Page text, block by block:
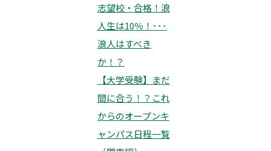
志望校・合格！浪
人生は10％！･･･
浪人はすべき
か！？
【大学受験】まだ
間に合う！？これ
からのオープンキ
ャンパス日程一覧